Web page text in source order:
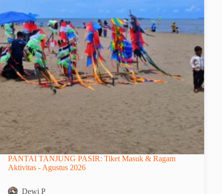
PANTAI TANJUNG PASIR: Tiket Masuk & Ragam
Aktivitas - Agustus 2026
Dewi P